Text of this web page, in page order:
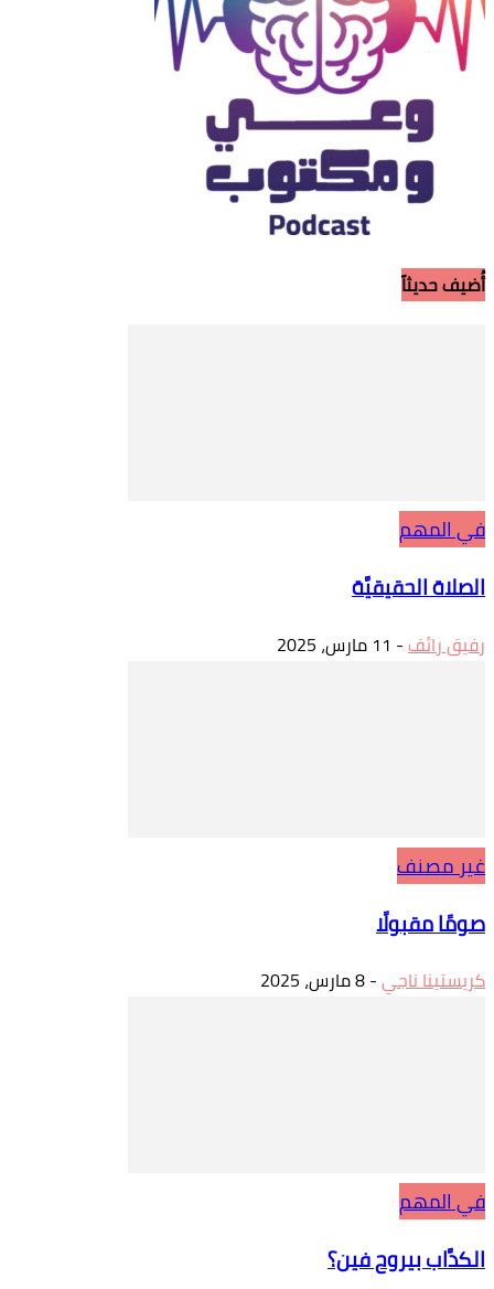
أُضيف حديثاً
في المهم
الصلاة الحقيقيَّة
رفيق رائف- 11 مارس، 2025
غير مصنف
صومًا مقبولًا
كريستينا ناجي-8 مارس، 2025
في المهم
الكدَّاب بيروح فين؟